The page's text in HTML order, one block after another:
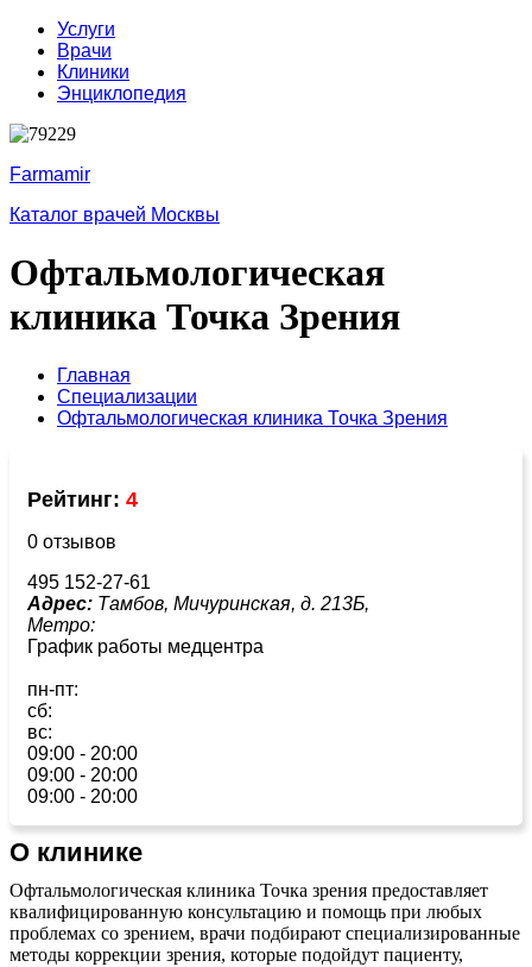
Услуги
Врачи
Клиники
Энциклопедия
Farmamir
Каталог врачей Москвы
Офтальмологическая
клиника Точка Зрения
Главная
Специализации
Офтальмологическая клиника Точка Зрения
Рейтинг: 4
0 отзывов
495 152-27-61
Адрес: Тамбов, Мичуринская, д. 213Б,
Метро:
График работы медцентра
пн-пт:
сб:
вс:
09:00 - 20:00
09:00 - 20:00
09:00 - 20:00
О клинике
Офтальмологическая клиника Точка зрения предоставляет
квалифицированную консультацию и помощь при любых
проблемах со зрением, врачи подбирают специализированные
методы коррекции зрения, которые подойдут пациенту,